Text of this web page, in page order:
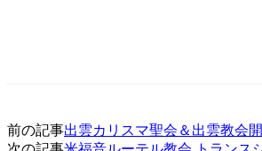
前の記事出雲カリスマ聖会＆出雲教会